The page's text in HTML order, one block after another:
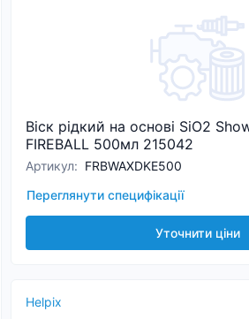
Віск рідкий на основі SiO2
FIREBALL 500мл 215042
Артикул: FRBWAXDKE500
Переглянути специфікації
Уточнити ціни
Helpix